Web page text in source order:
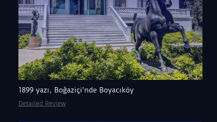
1899 yazı, Boğaziçi'nde Boyacıköy
Detailed Review